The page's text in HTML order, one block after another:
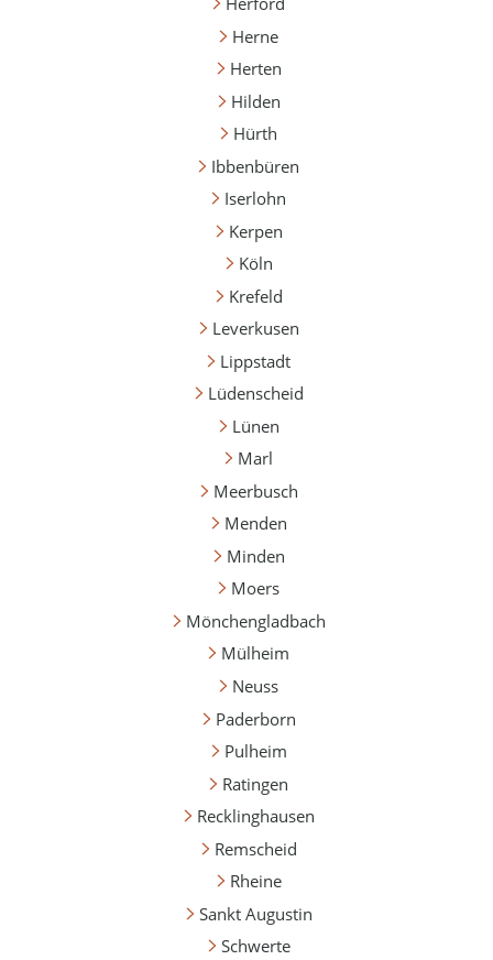
Herne
Herten
Hilden
Hürth
Ibbenbüren
Iserlohn
Kerpen
Köln
Krefeld
Leverkusen
Lippstadt
Lüdenscheid
Lünen
Marl
Meerbusch
Menden
Minden
Moers
Mönchengladbach
Mülheim
Neuss
Paderborn
Pulheim
Ratingen
Recklinghausen
Remscheid
Rheine
Sankt Augustin
Schwerte